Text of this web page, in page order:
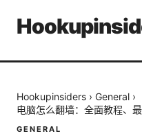
Hookupinsiders › General ›
电脑怎么翻墙：全面教程、
GENERAL